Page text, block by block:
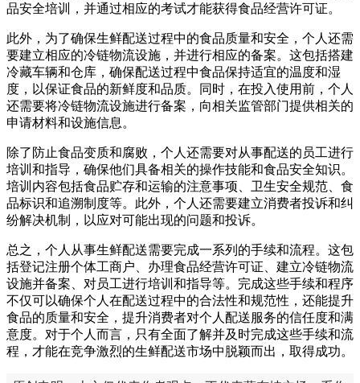
品安全培训，并通过相应的考试才能获得食品经营许可证。
此外，为了确保生鲜配送过程中的食品质量和安全，个人还需
要建立相应的冷链物流设施，并进行相应的备案。这包括搭建
冷藏车辆和仓库，确保配送过程中食品保持适宜的温度和湿
度，以保证食品的新鲜度和品质。同时，在投入使用前，个人
还需要将冷链物流设施进行备案，向相关监管部门提供相关的
申请材料和设施信息。
除了防止食品变质和腐败，个人还需要对从事配送的员工进行
培训和指导，确保他们具备相关的操作技能和食品安全知识。
培训内容包括食品贮存和运输的注意事项、卫生安全规范、食
品标识和追溯制度等。此外，个人还需要建立消费者投诉和纠
纷解决机制，以应对可能出现的问题和投诉。
总之，个人从事生鲜配送需要完成一系列的手续和流程。这包
括登记注册个体工商户、办理食品经营许可证、建立冷链物流
设施并备案、对员工进行培训和指导等。完成这些手续和程序
不仅可以确保个人在配送过程中的合法性和规范性，还能提升
食品的质量和安全，提升消费者对个人配送服务的信任度和满
意度。对于个人而言，只有全面了解并及时完成这些手续和流
程，才能在竞争激烈的生鲜配送市场中脱颖而出，取得成功。